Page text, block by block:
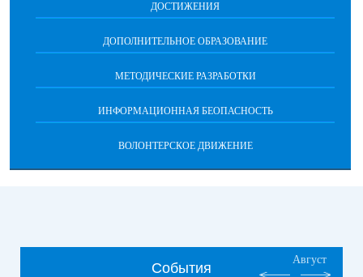
ДОСТИЖЕНИЯ
ДОПОЛНИТЕЛЬНОЕ ОБРАЗОВАНИЕ
МЕТОДИЧЕСКИЕ РАЗРАБОТКИ
ИНФОРМАЦИОННАЯ БЕОПАСНОСТЬ
ВОЛОНТЕРСКОЕ ДВИЖЕНИЕ
События
Август